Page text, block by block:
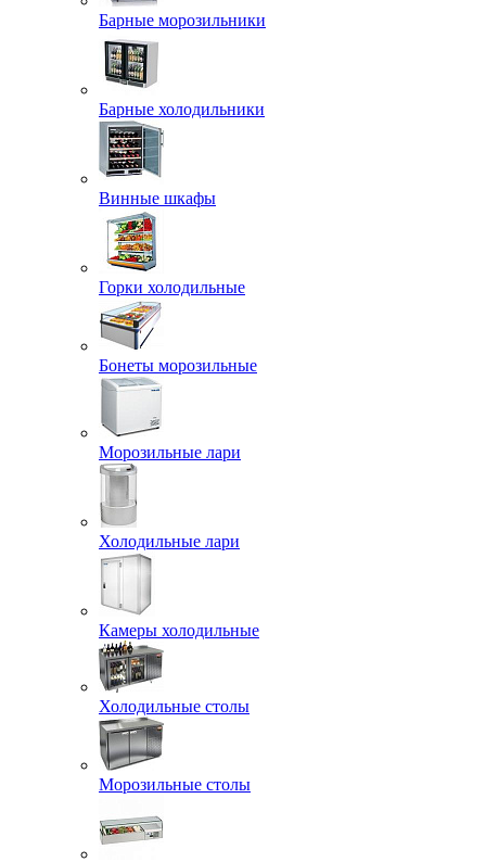
Барные морозильники
Барные холодильники
Винные шкафы
Горки холодильные
Бонеты морозильные
Морозильные лари
Холодильные лари
Камеры холодильные
Холодильные столы
Морозильные столы